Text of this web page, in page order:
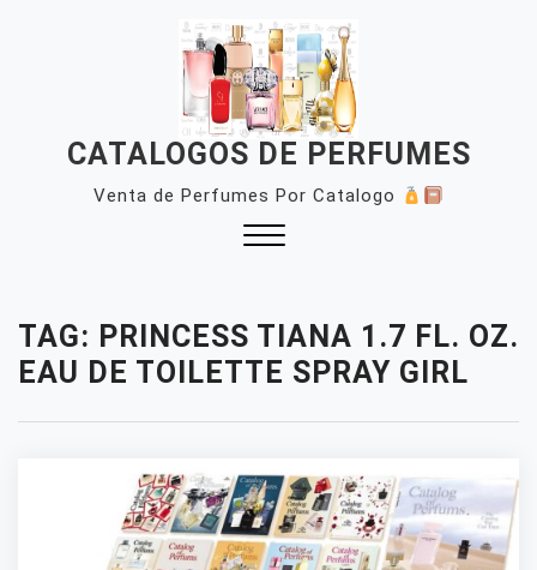
CATALOGOS DE PERFUMES
Venta de Perfumes Por Catalogo
TAG: PRINCESS TIANA 1.7 FL. OZ.
EAU DE TOILETTE SPRAY GIRL